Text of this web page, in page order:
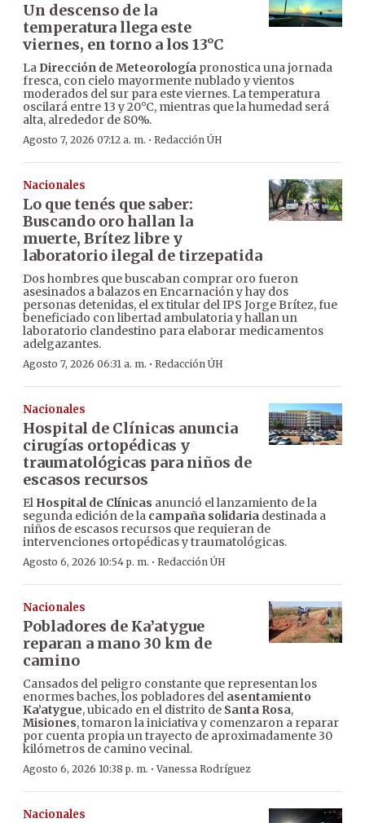
Un descenso de la
temperatura llega este
viernes, en torno a los 13°C
La Dirección de Meteorología pronostica una jornada
fresca, con cielo mayormente nublado y vientos
moderados del sur para este viernes. La temperatura
oscilará entre 13 y 20°C, mientras que la humedad será
alta, alrededor de 80%.
Agosto 7, 2026 07:12 a. m. · Redacción ÚH
Nacionales
Lo que tenés que saber:
Buscando oro hallan la
muerte, Brítez libre y
laboratorio ilegal de tirzepatida
Dos hombres que buscaban comprar oro fueron
asesinados a balazos en Encarnación y hay dos
personas detenidas, el ex titular del IPS Jorge Brítez, fue
beneficiado con libertad ambulatoria y hallan un
laboratorio clandestino para elaborar medicamentos
adelgazantes.
Agosto 7, 2026 06:31 a. m. · Redacción ÚH
Nacionales
Hospital de Clínicas anuncia
cirugías ortopédicas y
traumatológicas para niños de
escasos recursos
El Hospital de Clínicas anunció el lanzamiento de la
segunda edición de la campaña solidaria destinada a
niños de escasos recursos que requieran de
intervenciones ortopédicas y traumatológicas.
Agosto 6, 2026 10:54 p. m. · Redacción ÚH
Nacionales
Pobladores de Ka’atygue
reparan a mano 30 km de
camino
Cansados del peligro constante que representan los
enormes baches, los pobladores del asentamiento
Ka’atygue, ubicado en el distrito de Santa Rosa,
Misiones, tomaron la iniciativa y comenzaron a reparar
por cuenta propia un trayecto de aproximadamente 30
kilómetros de camino vecinal.
Agosto 6, 2026 10:38 p. m. ·Vanessa Rodríguez
Nacionales